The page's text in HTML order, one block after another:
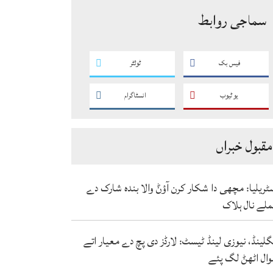
سماجی روابط
فیس بک ٹوئٹر
یو ٹیوب انسٹاگرام
مقبول خبراں
مچھی دا شکار کرن آؤݨ والا بندہ شارک دے
نال ہلاک
نیوزی لینڈ ٹیسٹ: لارڈز دی پچ دے معیار اتے
اٹھݨ لگ پئے